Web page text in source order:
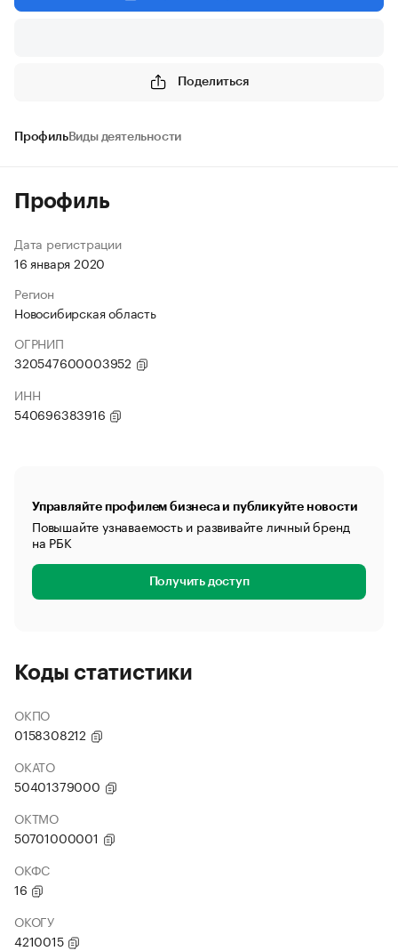
Поделиться
ПрофильВиды деятельности
Профиль
Дата регистрации
16 января 2020
Регион
Новосибирская область
ОГРНИП
320547600003952
ИНН
540696383916
Управляйте профилем бизнеса и публикуйте новости
Повышайте узнаваемость и развивайте личный бренд
на РБК
Получить доступ
Коды статистики
ОКПО
0158308212
ОКАТО
50401379000
ОКТМО
50701000001
ОКФС
16
ОКОГУ
4210015